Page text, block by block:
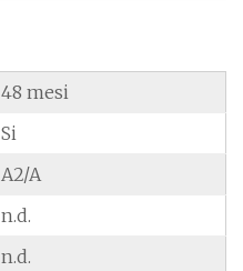
48 mesi
Si
A2/A
n.d.
n.d.